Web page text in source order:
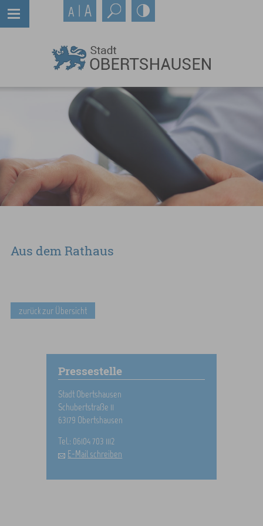
Aus dem Rathaus
zurück zur Übersicht
Pressestelle
Stadt Obertshausen
Schubertstraße 11
63179 Obertshausen
Tel.: 06104 703 1112
E-Mail schreiben